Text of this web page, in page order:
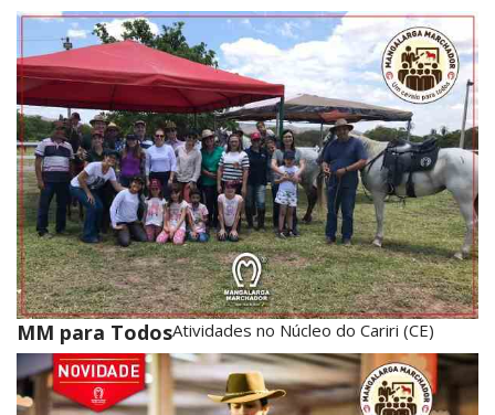
MM para TodosAtividades no Núcleo do Cariri (CE)